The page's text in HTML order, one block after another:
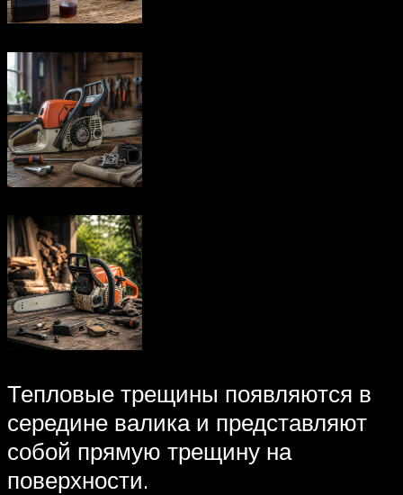
Тепловые трещины появляются в
середине валика и представляют
собой прямую трещину на
поверхности.